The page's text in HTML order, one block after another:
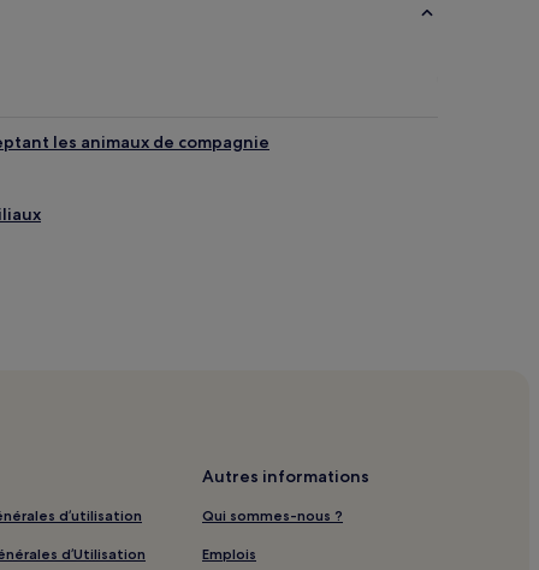
les animaux de compagnie
d’utilisation
d’Utilisation
Autres informations
Qui sommes-nous ?
Emplois